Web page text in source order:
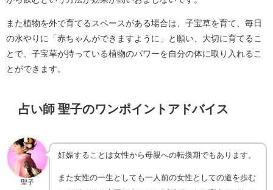
また植物を外で育てるスペースがある場合は、子宝草を育て、毎日
の水やりに「赤ちゃんができますように」と願い、大切に育てるこ
とで、子宝草が持っている植物のパワーを自分の体に取り入れるこ
とができます。
占い師 聖子のワンポイントアドバイス
聖子
妊娠することは女性から母親への転換期でもあります。
また女性の一生としても一人前の女性としての道を歩む